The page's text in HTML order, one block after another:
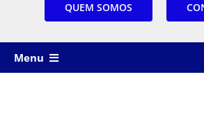
QUEM SOMOS
Menu